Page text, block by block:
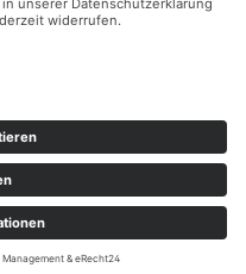
zzgl.
anders angegeben.